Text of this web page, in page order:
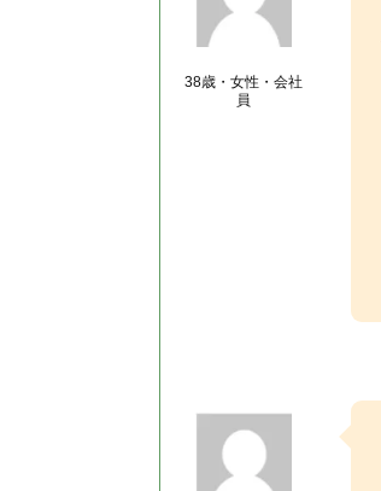
38歳・女性・会社
員